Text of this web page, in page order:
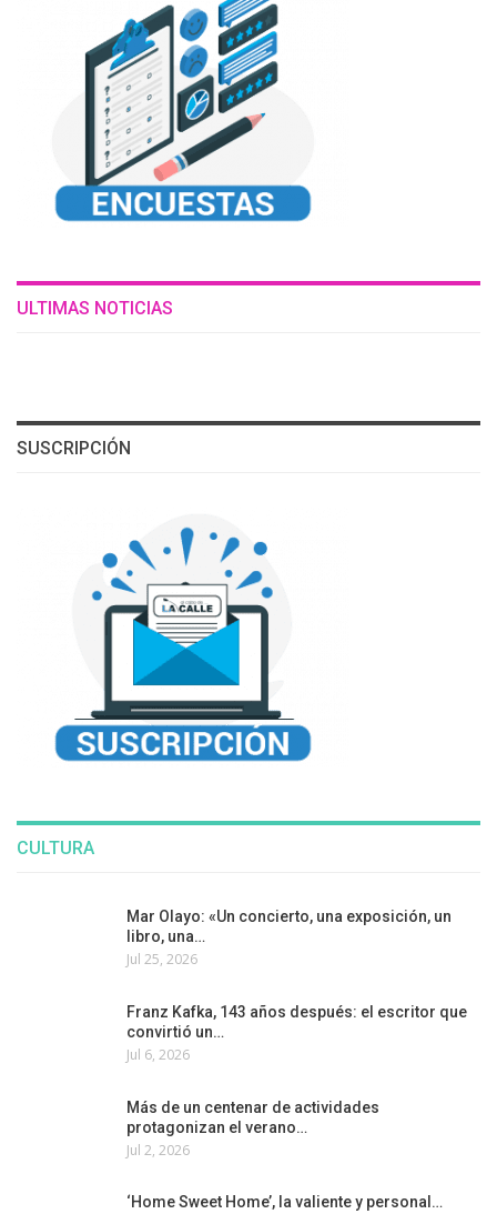
ULTIMAS NOTICIAS
SUSCRIPCIÓN
CULTURA
Mar Olayo: «Un concierto, una exposición, un
libro, una…
Jul 25, 2026
Franz Kafka, 143 años después: el escritor que
convirtió un…
Jul 6, 2026
Más de un centenar de actividades
protagonizan el verano…
Jul 2, 2026
‘Home Sweet Home’, la valiente y personal…